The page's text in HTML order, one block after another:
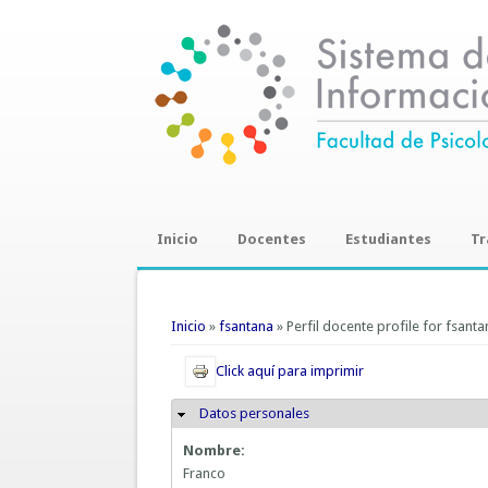
Inicio Docentes Estudiantes
Se encuentra usted aquí
Inicio » fsantana » Perfil docente profile for
Click aquí para imprimir
Ocultar
Datos personales
Nombre:
Franco